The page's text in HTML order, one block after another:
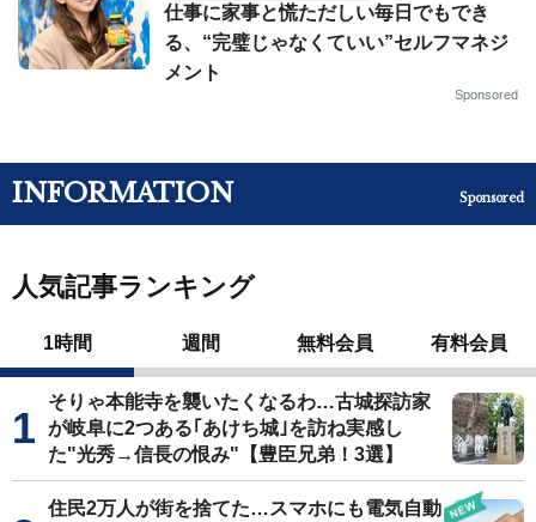
仕事に家事と慌ただしい毎日でもでき
る、“完璧じゃなくていい”セルフマネジ
メント
Sponsored
INFORMATION Sponsored
人気記事ランキング
1時間 週間 無料会員 有料会員
そりゃ本能寺を襲いたくなるわ…古城探訪家
が岐阜に2つある｢あけち城｣を訪ね実感し
た"光秀→信長の恨み"【豊臣兄弟！3選】
住民2万人が街を捨てた…スマホにも電気自動